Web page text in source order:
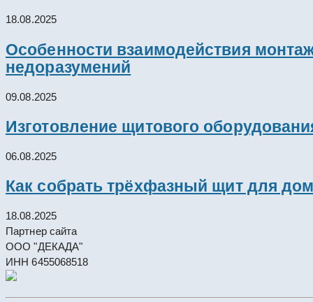
18.08.2025
Особенности взаимодействия
недоразумений
09.08.2025
Изготовление щитового
06.08.2025
Как собрать трёхфазный щит для
18.08.2025
Партнер сайта
ООО "ДЕКАДА"
ИНН 6455068518